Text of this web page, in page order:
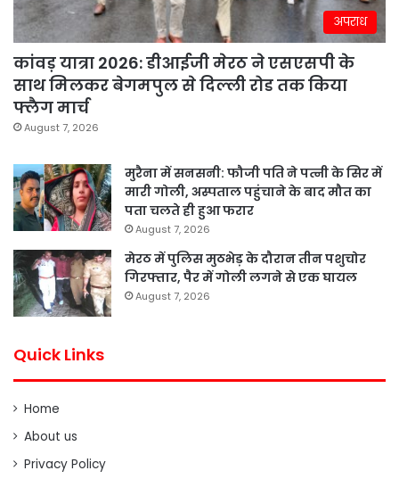
अपराध
कांवड़ यात्रा 2026: डीआईजी मेरठ ने एसएसपी के
साथ मिलकर बेगमपुल से दिल्ली रोड तक किया
फ्लैग मार्च
August 7, 2026
मुरैना में सनसनी: फौजी पति ने पत्नी के सिर में
मारी गोली, अस्पताल पहुंचाने के बाद मौत का
पता चलते ही हुआ फरार
August 7, 2026
मेरठ में पुलिस मुठभेड़ के दौरान तीन पशुचोर
गिरफ्तार, पैर में गोली लगने से एक घायल
August 7, 2026
Quick Links
Home
About us
Privacy Policy